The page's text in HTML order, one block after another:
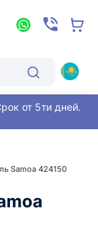
от 5ти дней.
Samoa 424150